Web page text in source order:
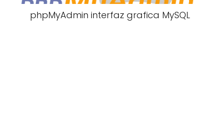
phpMyAdmin interfaz grafica MySQL